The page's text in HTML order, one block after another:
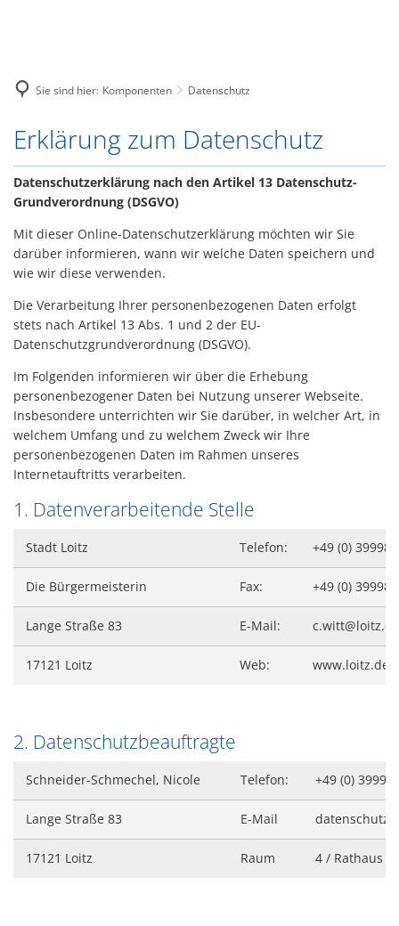
Politische Gremien
Immobilien
Gemeinde Görmin
Gemeinde Sassen-Trantow
Amtsausschuss
Standesamt
Folgende Wärmestuben /
Badewasserqualität
Wochenmarkt
KulturKonsum
Heimatstube Sophienhof
Schulen
Vereine und Verbände
Senioren
Brückenöffnungszeiten
Öffentlicher
Gesundheit
Feuerwehr
Sophia Hedwig
Verwaltungswegweiser
Leistungen
Datenschutz
Ausschreibungen
Loitzer Bote
Ver- und Entsorgung
Polizeistation Loitz
Kfz-Zulassung
Gewerbe Online
Fundtiere
Stadt Loitz
Gemeinde Görmin
Flächennutzungspläne
Europäische Fonds
Sie sind hier: Komponenten Datenschutz
Datenschutz
Erklärung zum Datenschutz
Datenschutzerklärung nach den Artikel 13 Datenschutz-
Grundverordnung (DSGVO)
Mit dieser Online-Datenschutzerklärung möchten wir Sie
darüber informieren, wann wir welche Daten speichern und
wie wir diese verwenden.
Die Verarbeitung Ihrer personenbezogenen Daten erfolgt
stets nach Artikel 13 Abs. 1 und 2 der EU-
Datenschutzgrundverordnung (DSGVO).
Im Folgenden informieren wir über die Erhebung
personenbezogener Daten bei Nutzung unserer Webseite.
Insbesondere unterrichten wir Sie darüber, in welcher Art, in
welchem Umfang und zu welchem Zweck wir Ihre
personenbezogenen Daten im Rahmen unseres
Internetauftritts verarbeiten.
1. Datenverarbeitende Stelle
Stadt Loitz Telefon: +49 (0) 39998
Die Bürgermeisterin Fax: +49 (0) 39998
Lange Straße 83 E-Mail: c.witt@loitz.de
17121 Loitz Web: www.loitz.de
2. Datenschutzbeauftragte
Schneider-Schmechel, Nicole Telefon: +49 (0) 39998
Lange Straße 83 E-Mail
17121 Loitz Raum 4 / Rathaus